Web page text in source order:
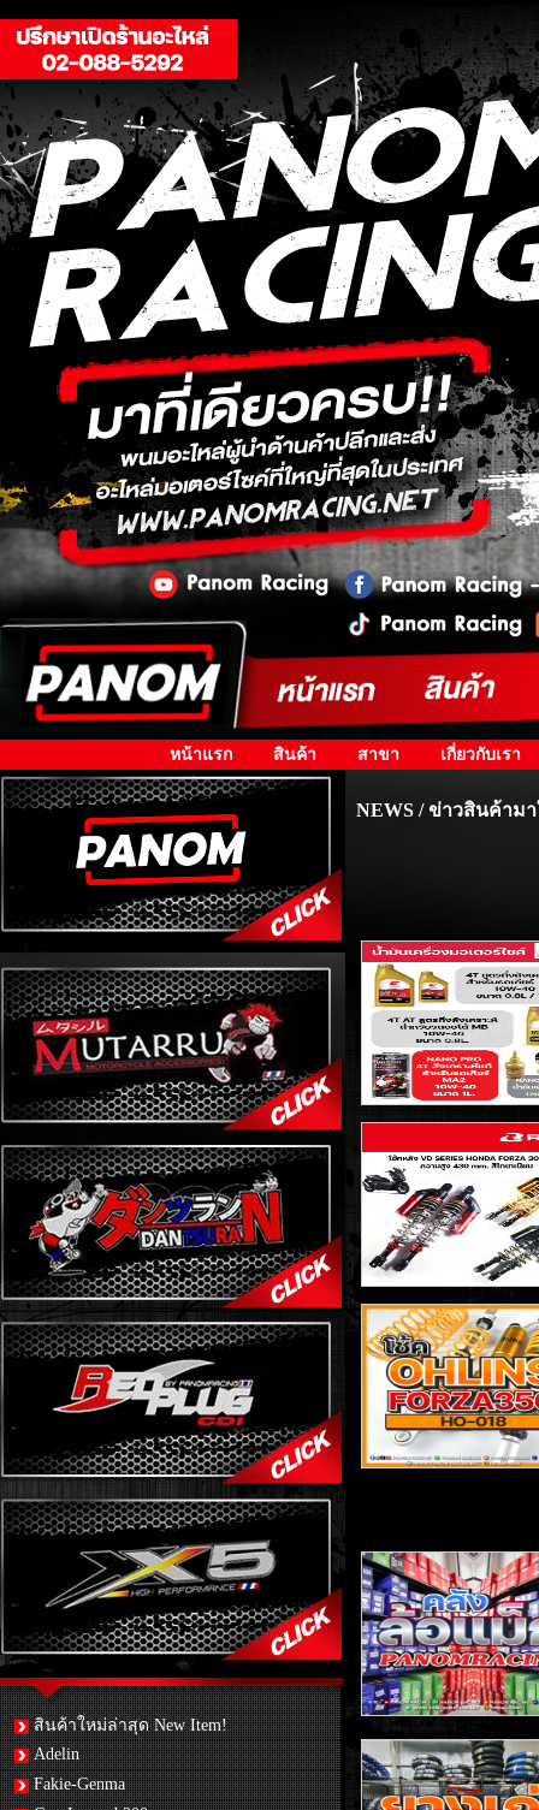
หน้าแรก สินค้า สาขา เกี่ยวกับเรา
สินค้าใหม่ล่าสุด New Item!
Adelin
Fakie-Genma
NEWS / ข่าวสินค้าม